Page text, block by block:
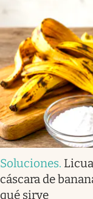
Soluciones.
cáscara de
qué sirve